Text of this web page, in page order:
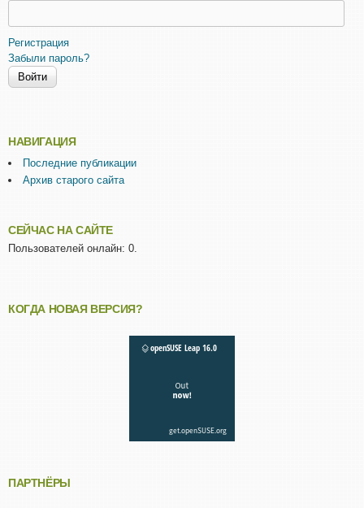
Регистрация
Забыли пароль?
НАВИГАЦИЯ
Последние публикации
Архив старого сайта
СЕЙЧАС НА САЙТЕ
Пользователей онлайн: 0.
КОГДА НОВАЯ ВЕРСИЯ?
ПАРТНЁРЫ